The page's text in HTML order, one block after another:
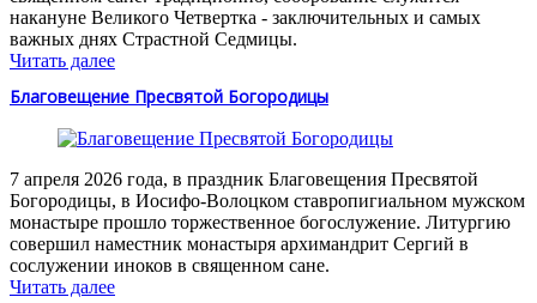
накануне Великого Четвертка - заключительных и самых
важных днях Страстной Седмицы.
Читать далее
Благовещение Пресвятой Богородицы
7 апреля 2026 года, в праздник Благовещения Пресвятой
Богородицы, в Иосифо-Волоцком ставропигиальном мужском
монастыре прошло торжественное богослужение. Литургию
совершил наместник монастыря архимандрит Сергий в
сослужении иноков в священном сане.
Читать далее